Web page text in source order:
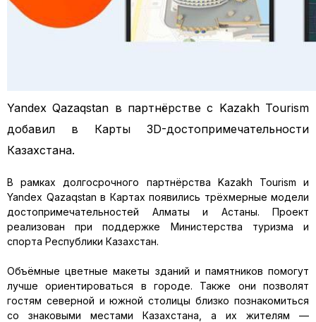
Yandex Qazaqstan в партнёрстве с Kazakh Tourism
добавил в Карты 3D-достопримечательности
Казахстана.
В рамках долгосрочного партнёрства Kazakh Tourism и
Yandex Qazaqstan в Картах появились трёхмерные модели
достопримечательностей Алматы и Астаны. Проект
реализован при поддержке Министерства туризма и
спорта Республики Казахстан.
Объёмные цветные макеты зданий и памятников помогут
лучше ориентироваться в городе. Также они позволят
гостям северной и южной столицы близко познакомиться
со знаковыми местами Казахстана, а их жителям —